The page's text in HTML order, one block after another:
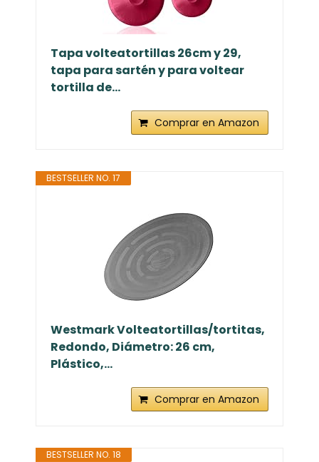
Tapa volteatortillas 26cm y 29,
tapa para sartén y para voltear
tortilla de...
Comprar en Amazon
BESTSELLER NO. 17
Westmark Volteatortillas/tortitas,
Redondo, Diámetro: 26 cm,
Plástico,...
Comprar en Amazon
BESTSELLER NO. 18